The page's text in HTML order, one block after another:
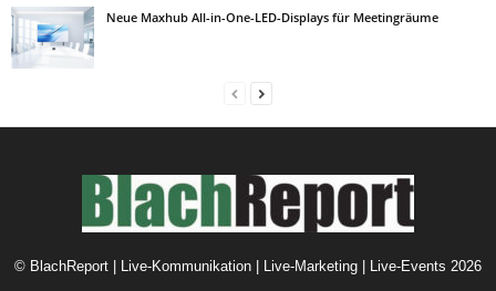
Neue Maxhub All-in-One-LED-Displays für Meetingräume
© BlachReport | Live-Kommunikation | Live-Marketing | Live-Events 2026